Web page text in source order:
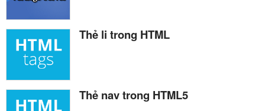
Thẻ li trong HTML
Thẻ nav trong HTML5